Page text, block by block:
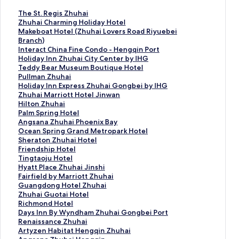
The St. Regis Zhuhai
T
h
e
S
t
.
R
e
g
i
s
Z
h
u
h
a
i
的
連
結
Zhuhai Charming Holiday Hotel
Z
h
u
h
a
i
C
h
a
r
m
i
n
g
H
o
l
i
d
a
y
H
o
t
Makeboat Hotel (Zhuhai Lovers Road Riyuebei
Branch)
M
a
k
e
b
o
a
t
H
o
t
e
l
(
Z
h
u
h
a
i
L
o
v
Interact China Fine Condo - Hengqin Port
I
n
t
e
r
a
c
t
C
h
i
n
a
F
i
n
e
C
o
n
d
Holiday Inn Zhuhai City Center by IHG
H
o
l
i
d
a
y
I
n
n
Z
h
u
h
a
i
C
i
t
y
Teddy Bear Museum Boutique Hotel
T
e
d
d
y
B
e
a
r
M
u
s
e
u
m
B
o
u
t
Pullman Zhuhai
P
u
l
l
m
a
n
Z
h
u
h
a
i
的
連
結
Holiday Inn Express Zhuhai Gongbei by IHG
H
o
l
i
d
a
y
I
n
n
E
x
p
r
e
s
s
Zhuhai Marriott Hotel Jinwan
Z
h
u
h
a
i
M
a
r
r
i
o
t
t
H
o
Hilton Zhuhai
H
i
l
t
o
n
Z
h
u
h
a
i
的
連
結
Palm Spring Hotel
P
a
l
m
S
p
r
i
n
g
H
o
t
e
Angsana Zhuhai Phoenix Bay
A
n
g
s
a
n
a
Z
h
u
h
a
i
Ocean Spring Grand Metropark Hotel
O
c
e
a
n
S
p
r
i
n
g
G
Sheraton Zhuhai Hotel
S
h
e
r
a
t
o
n
Z
h
u
Friendship Hotel
F
r
i
e
n
d
s
h
i
p
Tingtaoju Hotel
T
i
n
g
t
a
o
j
u
Hyatt Place Zhuhai Jinshi
H
y
a
t
t
P
l
a
Fairfield by Marriott Zhuhai
F
a
i
r
f
i
e
Guangdong Hotel Zhuhai
G
u
a
n
g
d
Zhuhai Guotai Hotel
Z
h
u
h
a
Richmond Hotel
R
i
c
h
Days Inn By Wyndham Zhuhai Gongbei Port
D
a
y
Renaissance Zhuhai
R
e
Artyzen Habitat Hengqin Zhuhai
A